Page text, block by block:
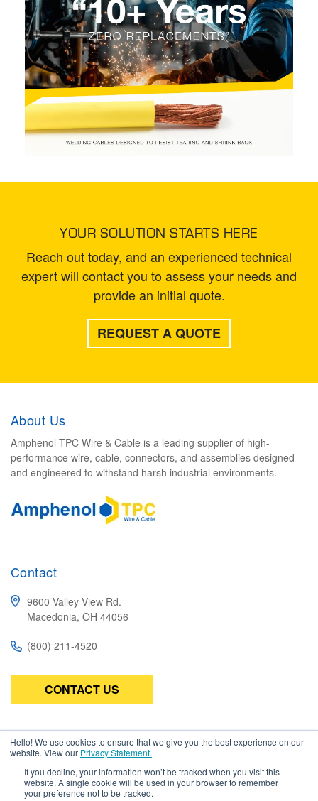
Hello! We use cookies to ensure that we give you the best experience on our
website. View our Privacy Statement.
If you decline, your information won’t be tracked when you visit this
website. A single cookie will be used in your browser to remember
your preference not to be tracked.
YOUR SOLUTION STARTS HERE
Reach out today, and an experienced technical
expert will contact you to assess your needs and
provide an initial quote.
REQUEST A QUOTE
About Us
Amphenol TPC Wire & Cable is a leading supplier of high-
performance wire, cable, connectors, and assemblies designed
and engineered to withstand harsh industrial environments.
Contact
9600 Valley View Rd.
Macedonia, OH 44056
(800) 211-4520
CONTACT US
Subscribe
cable, connectors, and assemblies.